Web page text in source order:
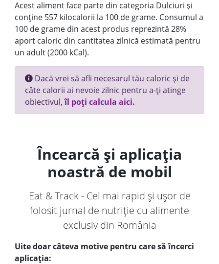
Acest aliment face parte din categoria Dulciuri și
conține 557 kilocalorii la 100 de grame. Consumul a
100 de grame din acest produs reprezintă 28%
aport caloric din cantitatea zilnică estimată pentru
un adult (2000 kCal).
Dacă vrei să afli necesarul tău caloric și de
câte calorii ai nevoie zilnic pentru a-ți atinge
obiectivul,îl poți calcula aici.
Încearcă și aplicația
noastră de mobil
Eat & Track - Cel mai rapid și ușor de
folosit jurnal de nutriție cu alimente
exclusiv din România
Uite doar câteva motive pentru care să încerci
aplicația: